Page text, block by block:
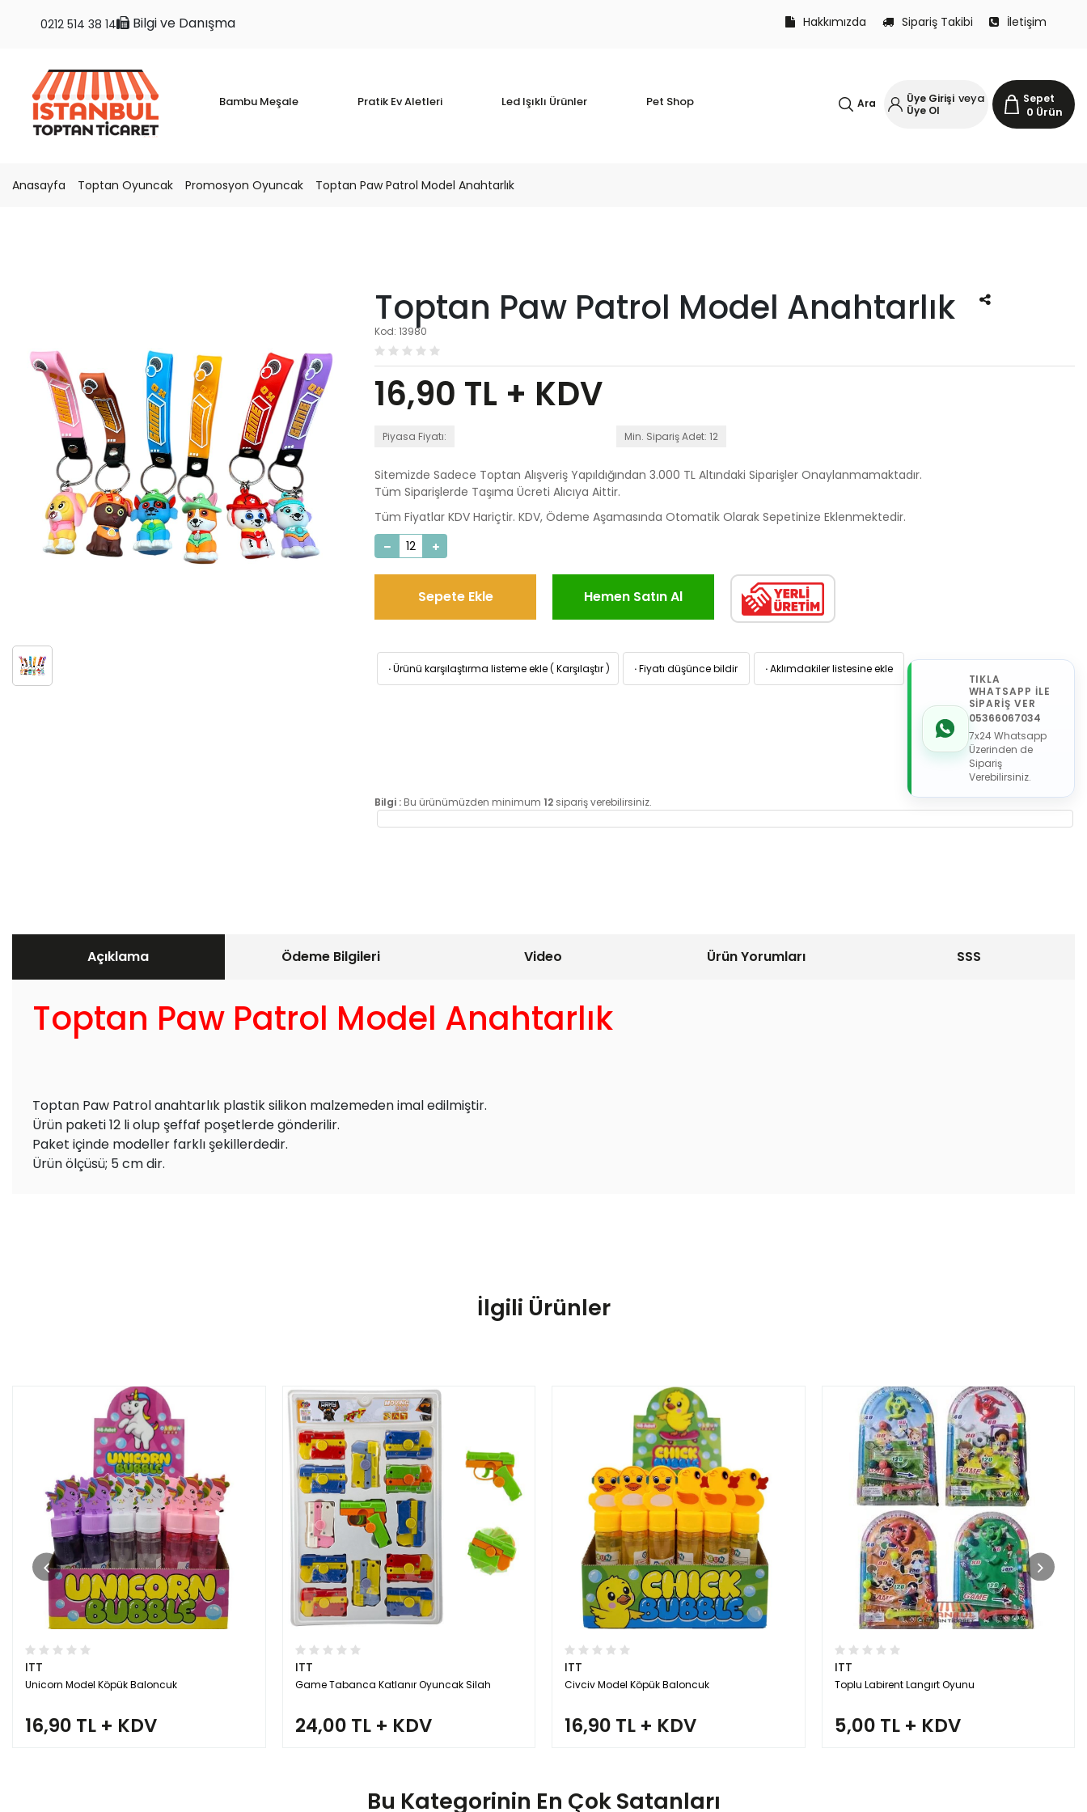
Bilgi ve Danışma
0212 514 38 14 Hakkımızda Sipariş Takibi İletişim
Bambu Meşale Pratik Ev Aletleri Led Işıklı Ürünler Pet Shop Sepet
0 Ürün
Üye Girişi veya
Üye Ol
Ara
Anasayfa Toptan Oyuncak Promosyon Oyuncak Toptan Paw Patrol Model Anahtarlık
Toptan Paw Patrol Model Anahtarlık
Kod: 13980
16,90 TL + KDV
Piyasa Fiyatı: Min. Sipariş Adet: 12
Sitemizde Sadece Toptan Alışveriş Yapıldığından 3.000 TL Altındaki Siparişler Onaylanmamaktadır.
Tüm Siparişlerde Taşıma Ücreti Alıcıya Aittir.
Tüm Fiyatlar KDV Hariçtir. KDV, Ödeme Aşamasında Otomatik Olarak Sepetinize Eklenmektedir.
Sepete Ekle Hemen Satın Al
·Ürünü karşılaştırma listeme ekle ( Karşılaştır ) ·Fiyatı düşünce bildir ·Aklımdakiler listesine ekle
TIKLA
WHATSAPP İLE
SİPARİŞ VER
05366067034
7x24 Whatsapp
Üzerinden de
Sipariş
Verebilirsiniz.
Bilgi : Bu ürünümüzden minimum 12 sipariş verebilirsiniz.
Açıklama Ödeme Bilgileri Video Ürün Yorumları SSS
Toptan Paw Patrol Model Anahtarlık
Toptan Paw Patrol anahtarlık plastik silikon malzemeden imal edilmiştir.
Ürün paketi 12 li olup şeffaf poşetlerde gönderilir.
Paket içinde modeller farklı şekillerdedir.
Ürün ölçüsü; 5 cm dir.
İlgili Ürünler
ITT
Unicorn Model Köpük Baloncuk
16,90 TL + KDV
ITT
Game Tabanca Katlanır Oyuncak Silah
24,00 TL + KDV
ITT
Civciv Model Köpük Baloncuk
16,90 TL + KDV
ITT
Toplu Labirent Langırt Oyunu
5,00 TL + KDV
Bu Kategorinin En Çok Satanları